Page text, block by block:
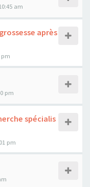
am
après
pm
pm
spécialis
pm